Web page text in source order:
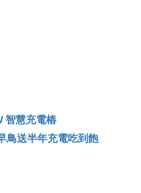
智慧充電樁
鳥送半年充電吃到飽